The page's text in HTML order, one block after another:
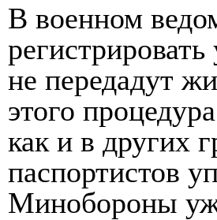
В военном
не передадут
этого
как и в других
паспортистов
Минобороны